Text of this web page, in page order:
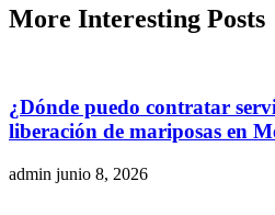
More Interesting Posts
¿Dónde puedo contratar
liberación de mariposas en
admin junio 8, 2026